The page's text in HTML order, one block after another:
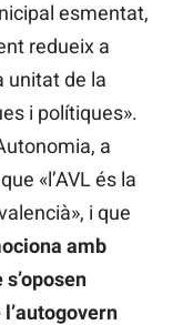
esmentat,
redueix a
unitat de la
i polítiques».
a
«l’AVL és la
i que
amb